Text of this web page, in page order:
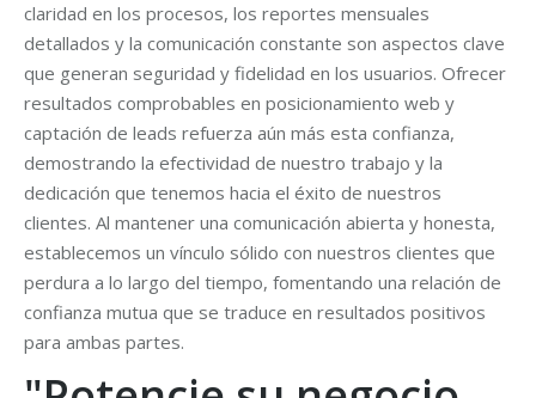
claridad en los procesos, los reportes mensuales
detallados y la comunicación constante son aspectos clave
que generan seguridad y fidelidad en los usuarios. Ofrecer
resultados comprobables en posicionamiento web y
captación de leads refuerza aún más esta confianza,
demostrando la efectividad de nuestro trabajo y la
dedicación que tenemos hacia el éxito de nuestros
clientes. Al mantener una comunicación abierta y honesta,
establecemos un vínculo sólido con nuestros clientes que
perdura a lo largo del tiempo, fomentando una relación de
confianza mutua que se traduce en resultados positivos
para ambas partes.